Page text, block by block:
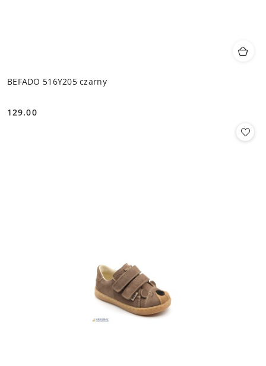
BEFADO 516Y205 czarny
Cena:
129.00